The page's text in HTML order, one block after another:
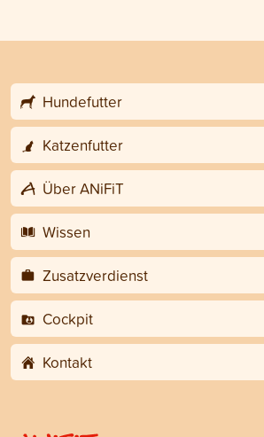
Hundefutter
Katzenfutter
Über ANiFiT
Wissen
Zusatzverdienst
Cockpit
Kontakt